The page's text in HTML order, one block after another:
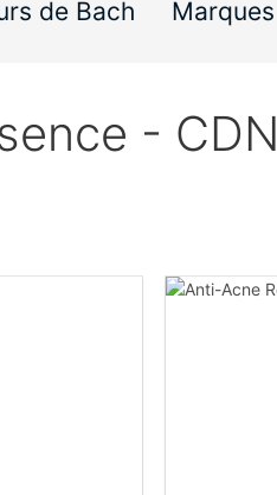
de Bach Marques
- CDN